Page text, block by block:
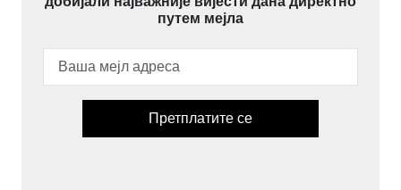
путем мејла
Претплатите се